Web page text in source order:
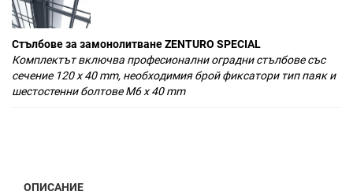
Стълбове за замонолитване ZENTURO SPECIAL
Комплектът включва професионални оградни стълбове със
сечение 120 х 40 mm, необходимия брой фиксатори тип паяк и
шестостенни болтове M6 x 40 mm
ОПИСАНИЕ